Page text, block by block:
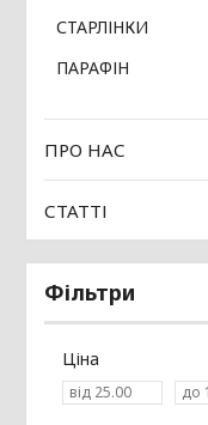
СТАРЛІНКИ
ПАРАФІН
ПРО НАС
СТАТТІ
Фільтри
Ціна